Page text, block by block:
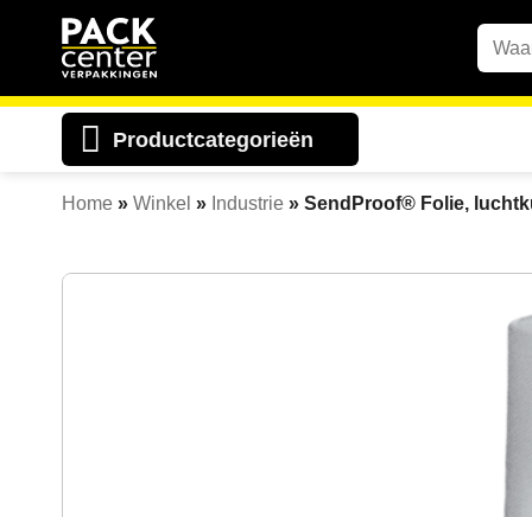
naar:
Productcategorieën
Home » Winkel » Industrie » SendProof® Folie,